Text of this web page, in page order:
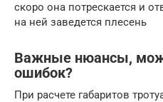
скоро она потрескается и
на ней заведется плесень
Важные нюансы,
ошибок?
При расчете габаритов